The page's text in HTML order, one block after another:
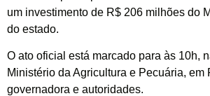
um investimento de R$ 206 milhões do
do estado.
O ato oficial está marcado para às 10h,
Ministério da Agricultura e Pecuária,
governadora e autoridades.